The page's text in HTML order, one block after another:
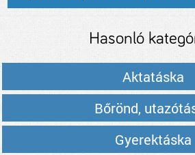
Hasonló
Aktatáska
Bőrönd,
Gyerektáska